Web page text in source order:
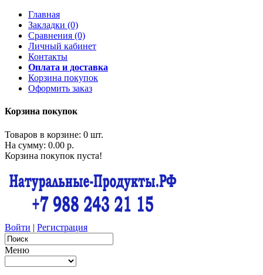
Главная
Закладки (0)
Сравнения (0)
Личный кабинет
Контакты
Оплата и доставка
Корзина покупок
Оформить заказ
Корзина покупок
Товаров в корзине: 0 шт.
На сумму: 0.00 р.
Корзина покупок пуста!
Войти | Регистрация
Меню